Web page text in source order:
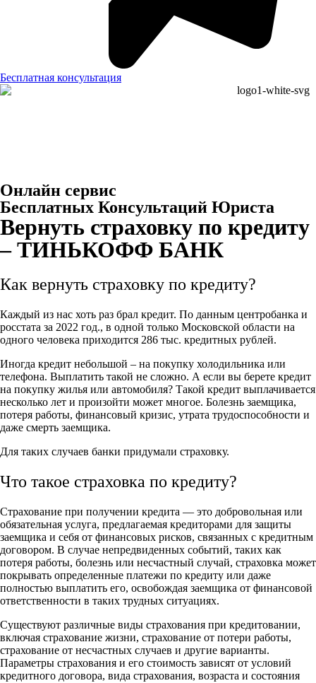
Бесплатная консультация
Онлайн сервис
Бесплатных Консультаций Юриста
Вернуть страховку по кредиту
– ТИНЬКОФФ БАНК
Как вернуть страховку по кредиту?
Каждый из нас хоть раз брал кредит. По данным центробанка и
росстата за 2022 год., в одной только Московской области на
одного человека приходится 286 тыс. кредитных рублей.
Иногда кредит небольшой – на покупку холодильника или
телефона. Выплатить такой не сложно. А если вы берете кредит
на покупку жилья или автомобиля? Такой кредит выплачивается
несколько лет и произойти может многое. Болезнь заемщика,
потеря работы, финансовый кризис, утрата трудоспособности и
даже смерть заемщика.
Для таких случаев банки придумали страховку.
Что такое страховка по кредиту?
Страхование при получении кредита — это добровольная или
обязательная услуга, предлагаемая кредиторами для защиты
заемщика и себя от финансовых рисков, связанных с кредитным
договором. В случае непредвиденных событий, таких как
потеря работы, болезнь или несчастный случай, страховка может
покрывать определенные платежи по кредиту или даже
полностью выплатить его, освобождая заемщика от финансовой
ответственности в таких трудных ситуациях.
Существуют различные виды страхования при кредитовании,
включая страхование жизни, страхование от потери работы,
страхование от несчастных случаев и другие варианты.
Параметры страхования и его стоимость зависят от условий
кредитного договора, вида страхования, возраста и состояния